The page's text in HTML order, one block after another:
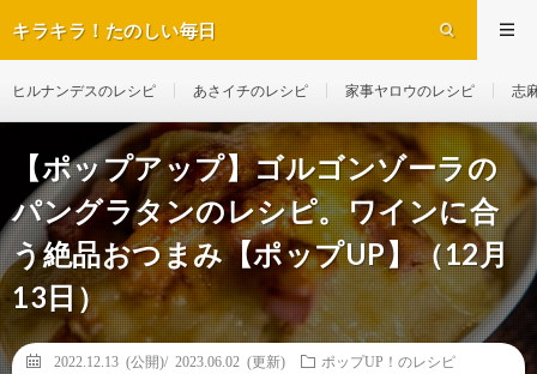
キラキラ！たのしい毎日
ヒルナンデスのレシピ あさイチのレシピ 家事ヤロウのレシピ 志
【ポップアップ】ゴルゴンゾーラの
パングラタンのレシピ。ワインに合
う絶品おつまみ【ポップUP】（12月
13日）
2022.12.13 (公開)/ 2023.06.02 (更新)
ポップUP！のレシピ